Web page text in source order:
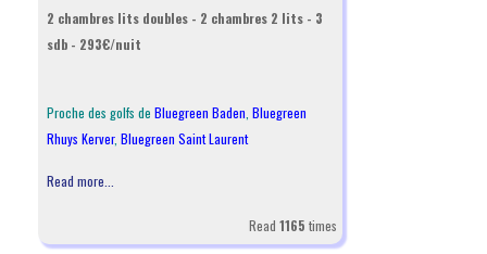
2 chambres lits doubles - 2 chambres 2 lits - 3
sdb - 293€/nuit
Proche des golfs de Bluegreen Baden Bluegreen
Rhuys Kerver, Bluegreen Saint Laurent
Read more...
Read 1165 times